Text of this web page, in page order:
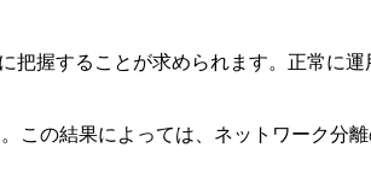
握することが求められます。正常に
この結果によっては、ネットワーク分